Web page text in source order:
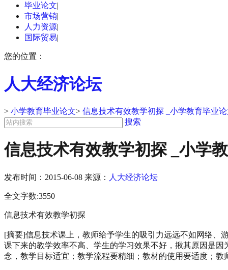
毕业论文|
市场营销|
人力资源|
国际贸易|
您的位置：
人大经济论坛
> 小学教育毕业论文> 信息技术有效教学初探 _小学教育毕业
搜索
信息技术有效教学初探 _小学
发布时间： 2015-06-08 来源： 人大经济论坛
全文字数:3550
信息技术有效教学初探
[摘要]信息技术课上，教师给予学生的吸引力远远不如网络、
课下来的教学效率不高、学生的学习效果不好，揪其原因是
念，教学目标适宜；教学流程要精细；教材的使用要适度；